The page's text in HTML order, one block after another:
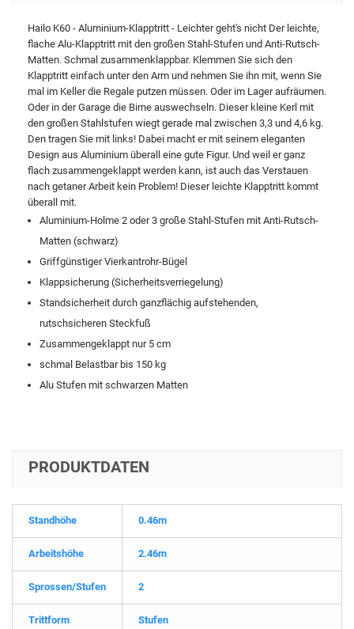
Hailo K60 - Aluminium-Klapptritt - Leichter geht's nicht Der leichte,
flache Alu-Klapptritt mit den großen Stahl-Stufen und Anti-Rutsch-
Matten. Schmal zusammenklappbar. Klemmen Sie sich den
Klapptritt einfach unter den Arm und nehmen Sie ihn mit, wenn Sie
mal im Keller die Regale putzen müssen. Oder im Lager aufräumen.
Oder in der Garage die Birne auswechseln. Dieser kleine Kerl mit
den großen Stahlstufen wiegt gerade mal zwischen 3,3 und 4,6 kg.
Den tragen Sie mit links! Dabei macht er mit seinem eleganten
Design aus Aluminium überall eine gute Figur. Und weil er ganz
flach zusammengeklappt werden kann, ist auch das Verstauen
nach getaner Arbeit kein Problem! Dieser leichte Klapptritt kommt
überall mit.
Aluminium-Holme 2 oder 3 große Stahl-Stufen mit Anti-Rutsch-
Matten (schwarz)
Griffgünstiger Vierkantrohr-Bügel
Klappsicherung (Sicherheitsverriegelung)
Standsicherheit durch ganzflächig aufstehenden,
rutschsicheren Steckfuß
Zusammengeklappt nur 5 cm
schmal Belastbar bis 150 kg
Alu Stufen mit schwarzen Matten
PRODUKTDATEN
Standhöhe 0.46m
Arbeitshöhe 2.46m
Sprossen/Stufen 2
Trittform Stufen